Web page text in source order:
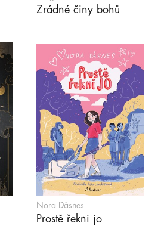
Zrádné činy bohů
Nora Dåsnes
Prostě řekni jo